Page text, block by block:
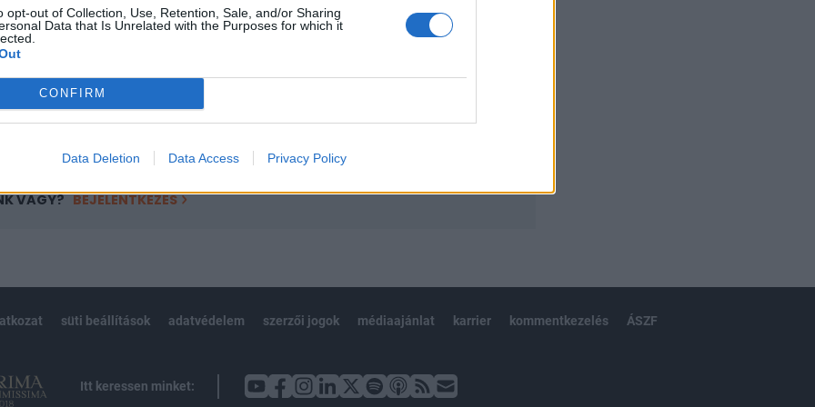
opt-out of Collection, Use, Retention, Sale, and/or Sharing
Data that Is Unrelated with the Purposes for which it
CONFIRM
Data Deletion Data Access Privacy Policy
tartalmazza:
cikkarchívum
elmúlt 2 év napon belüli
VAGY? BEJELENTKEZÉS
süti beállítások adatvédelem szerzői jogok médiaajánlat karrier kommentkezelés ÁSZF
Itt keressen minket: